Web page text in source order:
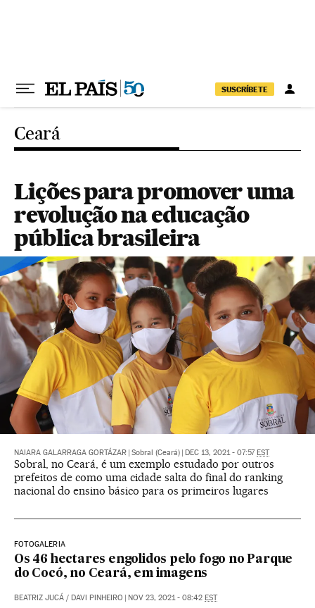
SUSCRÍBETE
Ceará
Lições para promover uma
revolução na educação
pública brasileira
NAIARA GALARRAGA GORTÁZAR Sobral (Ceará) DEC 13, 2021 - 07:57 EST
Sobral, no Ceará, é um exemplo estudado por outros
prefeitos de como uma cidade salta do final do ranking
nacional do ensino básico para os primeiros lugares
FOTOGALERIA
Os 46 hectares engolidos pelo fogo no Parque
do Cocó, no Ceará, em imagens
BEATRIZ JUCÁ / DAVI PINHEIRO NOV 23, 2021 - 08:42 EST